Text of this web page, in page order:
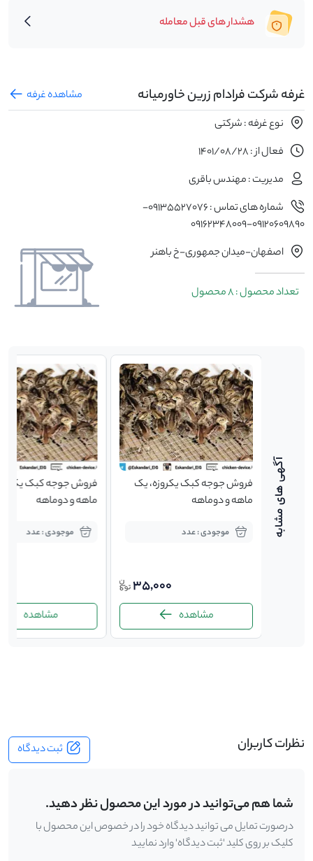
هشدار های قبل معامله
غرفه شرکت فرادام زرین خاورمیانه
مشاهده غرفه
نوع غرفه : شرکتی
فعال از : 1401/08/28
مدیریت : مهندس باقری
شماره های تماس : 09135527076-
09120609890-09162348009
اصفهان-میدان جمهوری-خ باهنر
تعداد محصول : 8 محصول
فروش جوجه کبک یکروزه، یک
ماهه و دوماهه
موجودی : عدد
35,000
مشاهده
فروش جوجه کبک
ماهه و دوماهه
موجودی : عدد
مشاهده
نظرات کاربران ثبت دیدگاه
شما هم می‌توانید در مورد این محصول نظر دهید.
درصورت تمایل می توانید دیدگاه خود را در خصوص این محصول با
کلیک بر روی کلید 'ثبت دیدگاه' وارد نمایید